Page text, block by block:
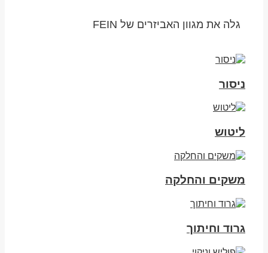
גלה את מגוון האביזרים של FEIN
ניסור
ליטוש
משקים והחלקה
גרוד וחיתוך